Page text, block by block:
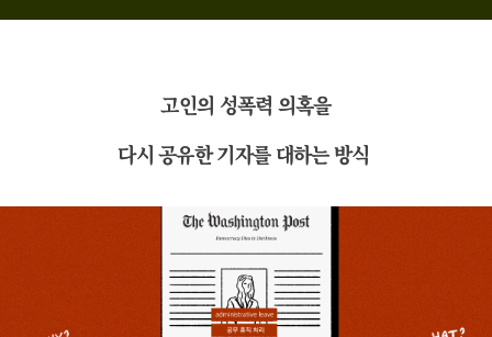
고인의 성폭력 의혹을
다시 공유한 기자를 대하는 방식